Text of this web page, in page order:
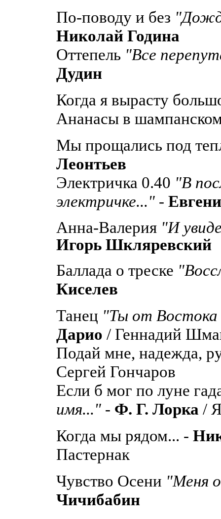
По-поводу и без
Николай Година
Оттепель "Все
Дудин
Когда я вырасту
Ананасы в
Мы прощались под
Леонтьев
Электричка 0.40 "В
электричке..." -
Анна-Валерия "И
Игорь Шкляревский
Баллада о треске
Киселев
Танец "Ты от Востока
Дарио / Геннадий
Подай мне, надежда,
Сергей Гончаров
Если б мог по луне
имя..." - Ф. Г. Лорка /
Когда мы рядом... -
Пастернак
Чувство Осени "Меня
Чичибабин